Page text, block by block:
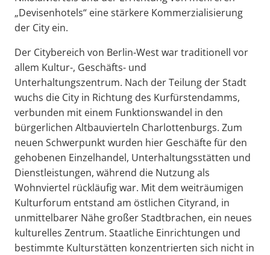
„Devisenhotels“ eine stärkere Kommerzialisierung
der City ein.
Der Citybereich von Berlin-West war traditionell vor
allem Kultur-, Geschäfts- und
Unterhaltungszentrum. Nach der Teilung der Stadt
wuchs die City in Richtung des Kurfürstendamms,
verbunden mit einem Funktionswandel in den
bürgerlichen Altbauvierteln Charlottenburgs. Zum
neuen Schwerpunkt wurden hier Geschäfte für den
gehobenen Einzelhandel, Unterhaltungsstätten und
Dienstleistungen, während die Nutzung als
Wohnviertel rückläufig war. Mit dem weiträumigen
Kulturforum entstand am östlichen Cityrand, in
unmittelbarer Nähe großer Stadtbrachen, ein neues
kulturelles Zentrum. Staatliche Einrichtungen und
bestimmte Kulturstätten konzentrierten sich nicht in